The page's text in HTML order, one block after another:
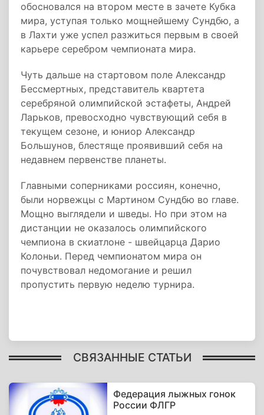
обосновался на втором месте в зачете Кубка
мира, уступая только мощнейшему Сундбю, а
в Лахти уже успел разжиться первым в своей
карьере серебром чемпионата мира.
Чуть дальше на стартовом поле Александр
Бессмертных, представитель квартета
серебряной олимпийской эстафеты, Андрей
Ларьков, превосходно чувствующий себя в
текущем сезоне, и юниор Александр
Большунов, блестяще проявивший себя на
недавнем первенстве планеты.
Главными соперниками россиян, конечно,
были норвежцы с Мартином Сундбю во главе.
Мощно выглядели и шведы. Но при этом на
дистанции не оказалось олимпийского
чемпиона в скиатлоне - швейцарца Дарио
Колоньи. Перед чемпионатом мира он
почувствовал недомогание и решил
пропустить первую неделю турнира.
СВЯЗАННЫЕ СТАТЬИ
Федерация лыжных гонок
России ФЛГР